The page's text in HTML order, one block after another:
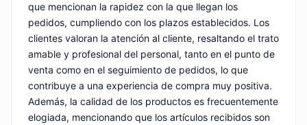
que mencionan la rapidez con la que llegan los
pedidos, cumpliendo con los plazos establecidos. Los
clientes valoran la atención al cliente, resaltando el trato
amable y profesional del personal, tanto en el punto de
venta como en el seguimiento de pedidos, lo que
contribuye a una experiencia de compra muy positiva.
Además, la calidad de los productos es frecuentemente
elogiada, mencionando que los artículos recibidos son